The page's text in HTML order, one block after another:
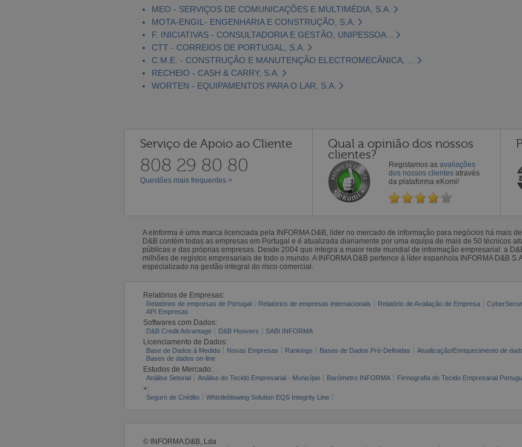
MEO - SERVIÇOS DE COMUNICAÇÕES E MULTIMÉDIA, S.A.
MOTA-ENGIL- ENGENHARIA E CONSTRUÇÃO, S.A.
F. INICIATIVAS - CONSULTADORIA E GESTÃO, UNIPESSOA...
CTT - CORREIOS DE PORTUGAL, S.A.
C.M.E. - CONSTRUÇÃO E MANUTENÇÃO ELECTROMECÂNICA, ...
RECHEIO - CASH & CARRY, S.A.
WORTEN - EQUIPAMENTOS PARA O LAR, S.A.
Serviço de Apoio ao Cliente
808 29 80 80
Questões mais frequentes >
Qual a opinião dos nossos
clientes?
Registamos as avaliações
dos nossos clientes através
da plataforma eKomi!
A eInforma é uma marca licenciada pela INFORMA D&B, líder no mercado de informação para negócios há mais
D&B contém todas as empresas em Portugal e é atualizada diariamente por uma equipa de mais de 50 técnicos
públicas e das próprias empresas. Desde 2004 que integra a maior rede mundial de informação empresarial: a
milhões de registos empresariais de todo o mundo. A INFORMA D&B pertence à líder espanhola INFORMA D&B
especializado na gestão integral do risco comercial.
Relatórios de Empresas:
Relatórios de empresas de Portugal Relatórios de empresas internacionais Relatório de Avaliação de Empresa
API Empresas
Softwares com Dados:
D&B Credit Advantage D&B Hoovers SABI INFORMA
Licenciamento de Dados:
Base de Dados à Medida Novas Empresas Rankings Bases de Dados Pré-Definidas Atualização/Enriquecimento de
Bases de dados on-line
Estudos de Mercado:
Análise Setorial Análise do Tecido Empresarial - Município Barómetro INFORMA Firmografia do Tecido Empresarial
+:
Seguro de Crédito Whistleblowing Solution EQS Integrity Line
© INFORMA D&B, Lda